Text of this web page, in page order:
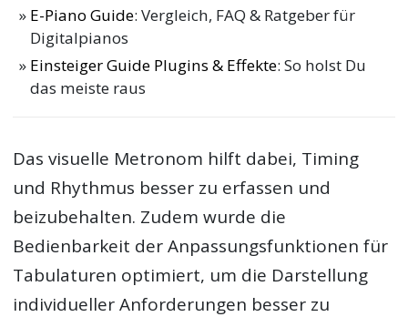
E-Piano Guide: Vergleich, FAQ & Ratgeber für
Digitalpianos
Einsteiger Guide Plugins & Effekte: So holst Du
das meiste raus
Das visuelle Metronom hilft dabei, Timing
und Rhythmus besser zu erfassen und
beizubehalten. Zudem wurde die
Bedienbarkeit der Anpassungsfunktionen für
Tabulaturen optimiert, um die Darstellung
individueller Anforderungen besser zu